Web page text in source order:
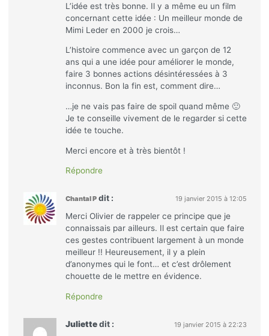
L’idée est très bonne. Il y a même eu un film
concernant cette idée : Un meilleur monde de
Mimi Leder en 2000 je crois…
L’histoire commence avec un garçon de 12
ans qui a une idée pour améliorer le monde,
faire 3 bonnes actions désintéressées à 3
inconnus. Bon la fin est, comment dire…
…je ne vais pas faire de spoil quand même 🙂
Je te conseille vivement de le regarder si cette
idée te touche.
Merci encore et à très bientôt !
Répondre
Chantal P dit : 19 janvier 2015 à 12:05
Merci Olivier de rappeler ce principe que je
connaissais par ailleurs. Il est certain que faire
ces gestes contribuent largement à un monde
meilleur !! Heureusement, il y a plein
d’anonymes qui le font… et c’est drôlement
chouette de le mettre en évidence.
Répondre
Juliette dit : 19 janvier 2015 à 22:23